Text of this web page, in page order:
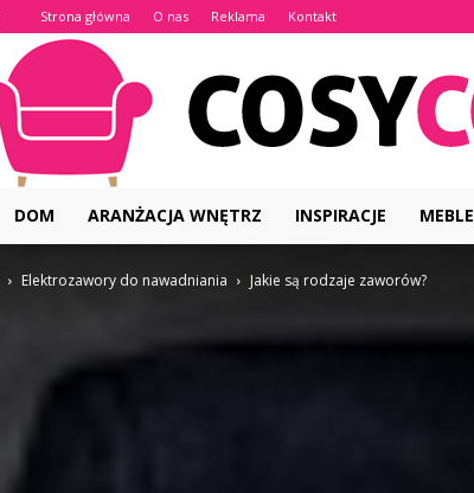
Strona główna O nas Reklama Kontakt
DOM ARANŻACJA WNĘTRZ INSPIRACJE MEBLE
Elektrozawory do nawadniania Jakie są rodzaje zaworów?